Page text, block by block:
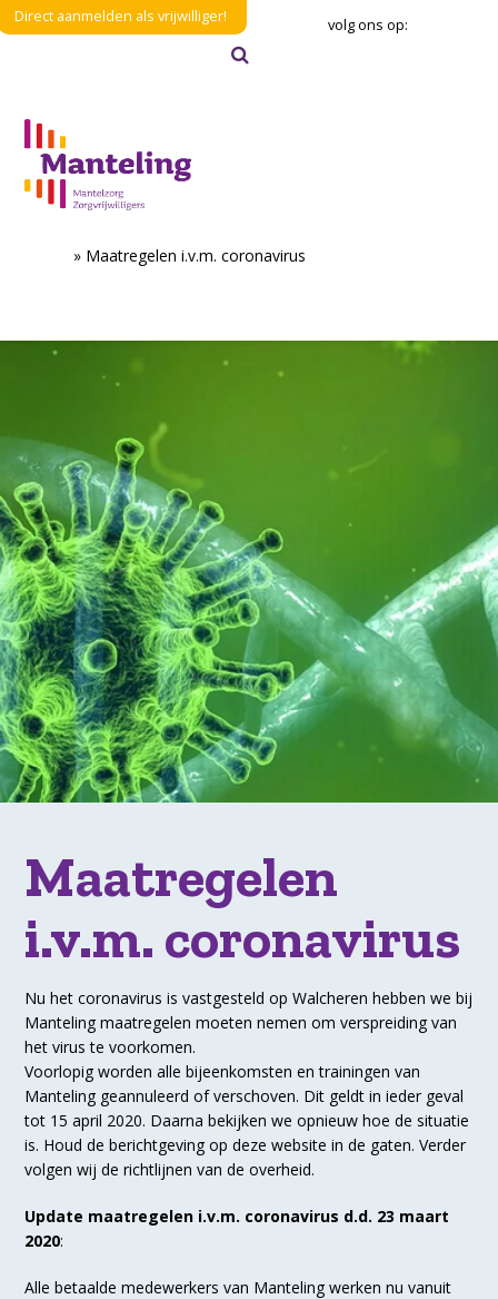
Direct aanmelden als vrijwilliger!
volg ons op:
Zoeken
» Maatregelen i.v.m. coronavirus
Maatregelen
i.v.m. coronavirus
Nu het coronavirus is vastgesteld op Walcheren hebben we bij
Manteling maatregelen moeten nemen om verspreiding van
het virus te voorkomen.
Voorlopig worden alle bijeenkomsten en trainingen van
Manteling geannuleerd of verschoven. Dit geldt in ieder geval
tot 15 april 2020. Daarna bekijken we opnieuw hoe de situatie
is. Houd de berichtgeving op deze website in de gaten. Verder
volgen wij de richtlijnen van de overheid.
Update maatregelen i.v.m. coronavirus d.d. 23 maart
2020:
Alle betaalde medewerkers van Manteling werken nu vanuit